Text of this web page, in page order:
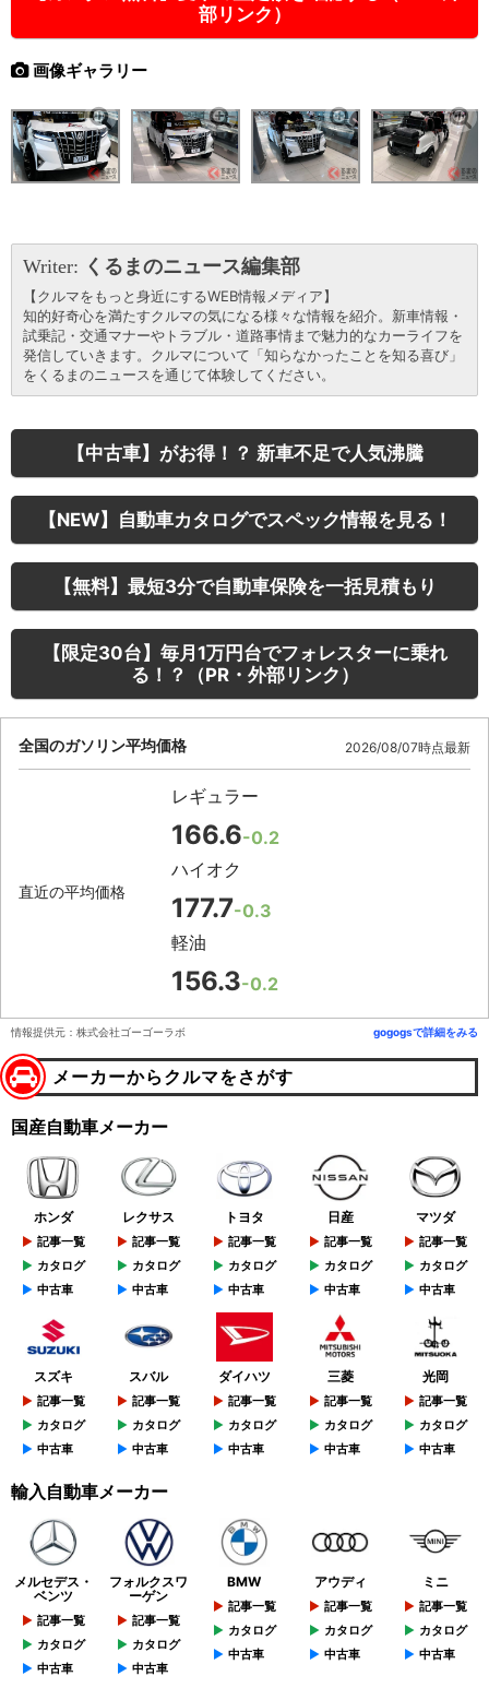
部リンク）
画像ギャラリー
Writer: くるまのニュース編集部
【クルマをもっと身近にするWEB情報メディア】
知的好奇心を満たすクルマの気になる様々な情報を紹介。新車情報・
試乗記・交通マナーやトラブル・道路事情まで魅力的なカーライフを
発信していきます。クルマについて「知らなかったことを知る喜び」
をくるまのニュースを通じて体験してください。
【中古車】がお得！？ 新車不足で人気沸騰
【NEW】自動車カタログでスペック情報を見る！
【無料】最短3分で自動車保険を一括見積もり
【限定30台】毎月1万円台でフォレスターに乗れ
る！？（PR・外部リンク）
全国のガソリン平均価格 2026/08/07時点最新
直近の平均価格
レギュラー
166.6-0.2
ハイオク
177.7-0.3
軽油
156.3-0.2
情報提供元：株式会社ゴーゴーラボ gogogsで詳細をみる
メーカーからクルマをさがす
国産自動車メーカー
ホンダ
記事一覧
カタログ
中古車
レクサス
記事一覧
カタログ
中古車
トヨタ
記事一覧
カタログ
中古車
日産
記事一覧
カタログ
中古車
マツダ
記事一覧
カタログ
中古車
スズキ
記事一覧
カタログ
中古車
スバル
記事一覧
カタログ
中古車
ダイハツ
記事一覧
カタログ
中古車
三菱
記事一覧
カタログ
中古車
光岡
記事一覧
カタログ
中古車
輸入自動車メーカー
メルセデス・
ベンツ
記事一覧
カタログ
中古車
フォルクスワ
ーゲン
記事一覧
カタログ
中古車
BMW
記事一覧
カタログ
中古車
アウディ
記事一覧
カタログ
中古車
ミニ
記事一覧
カタログ
中古車